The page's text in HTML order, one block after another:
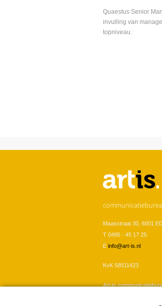
Quaestus Senior
invulling van
topniveau.
U bent hier
Maasstraat 30, 6001
T 0495 - 45 17 25
E info@art-is.nl
KvK 58511423
Art-is